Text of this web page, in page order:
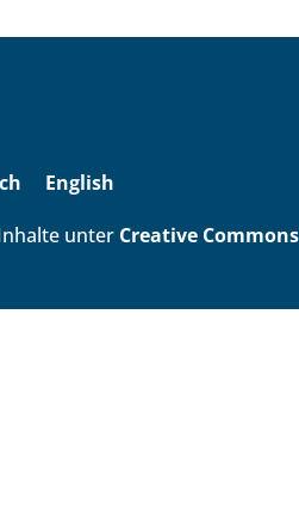
English
unter Creative